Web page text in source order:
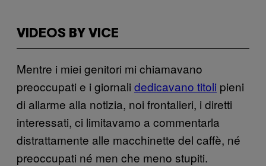
VIDEOS BY VICE
Mentre i miei genitori mi chiamavano
preoccupati e i giornali dedicavano titoli pieni
di allarme alla notizia, noi frontalieri, i diretti
interessati, ci limitavamo a commentarla
distrattamente alle macchinette del caffè, né
preoccupati né men che meno stupiti.